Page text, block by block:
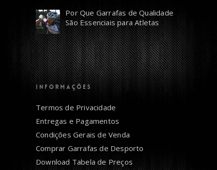
Por Que Garrafas de Qualidade
São Essenciais para Atletas
INFORMAÇÕES
Termos de Privacidade
Entregas e Pagamentos
Condições Gerais de Venda
Comprar Garrafas de Desporto
Download Tabela de Preços